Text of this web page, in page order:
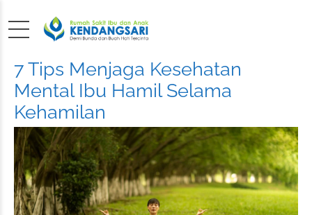
7 Tips Menjaga Kesehatan
Mental Ibu Hamil Selama
Kehamilan